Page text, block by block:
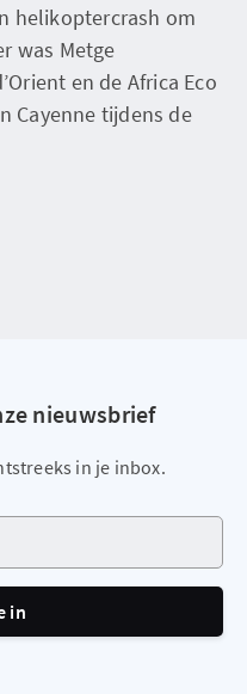
helikoptercrash om
was Metge
en de Africa Eco
Cayenne tijdens de
nieuwsbrief
in je inbox.
in